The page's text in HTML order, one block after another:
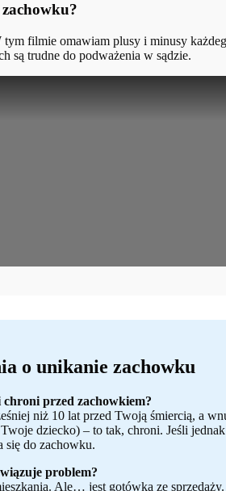
filmie omawiam plusy i minusy
są trudne do podważenia w sądzie.
o unikanie zachowku
przed zachowkiem?
niż 10 lat przed Twoją śmiercią, a
dziecko) – to tak, chroni. Jeśli
się do zachowku.
problem?
Ale… jest gotówka ze